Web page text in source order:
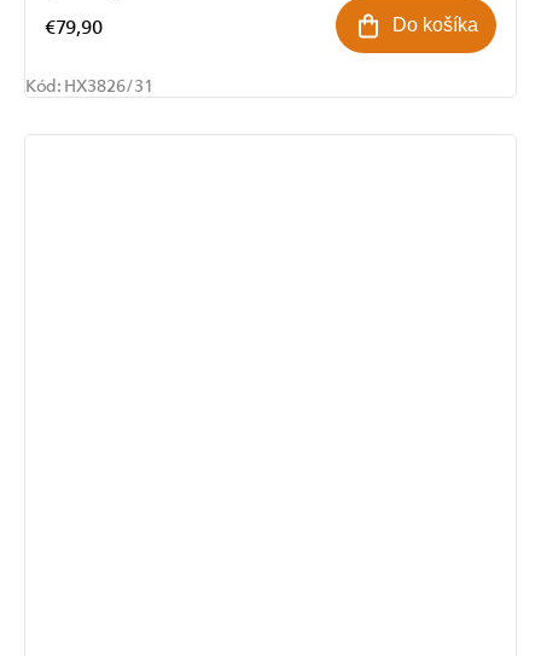
€79,90 Do košíka
Kód: HX3826/31